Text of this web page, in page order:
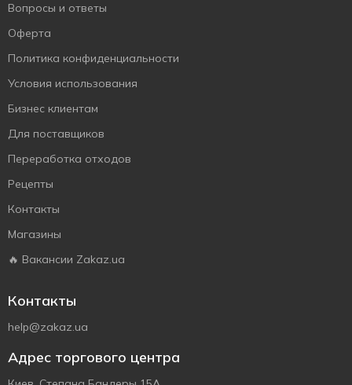
Вопросы и ответы
Оферта
Политика конфиденциальности
Условия использования
Бизнес клиентам
Для поставщиков
Переработка отходов
Рецепты
Контакты
Магазины
🔥 Вакансии Zakaz.ua
Контакты
help@zakaz.ua
Адрес торгового центра